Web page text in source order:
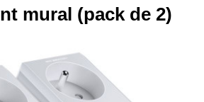
mural (pack de 2)